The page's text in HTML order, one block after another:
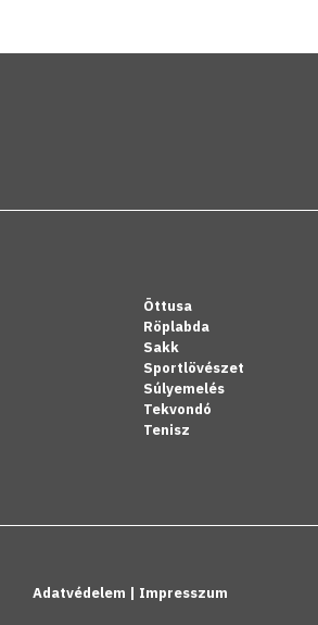
Öttusa
Röplabda
Sakk
Sportlövészet
Súlyemelés
Tekvondó
Tenisz
Adatvédelem | Impresszum